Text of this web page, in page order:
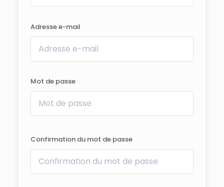
Adresse e-mail
Mot de passe
Confirmation du mot de passe